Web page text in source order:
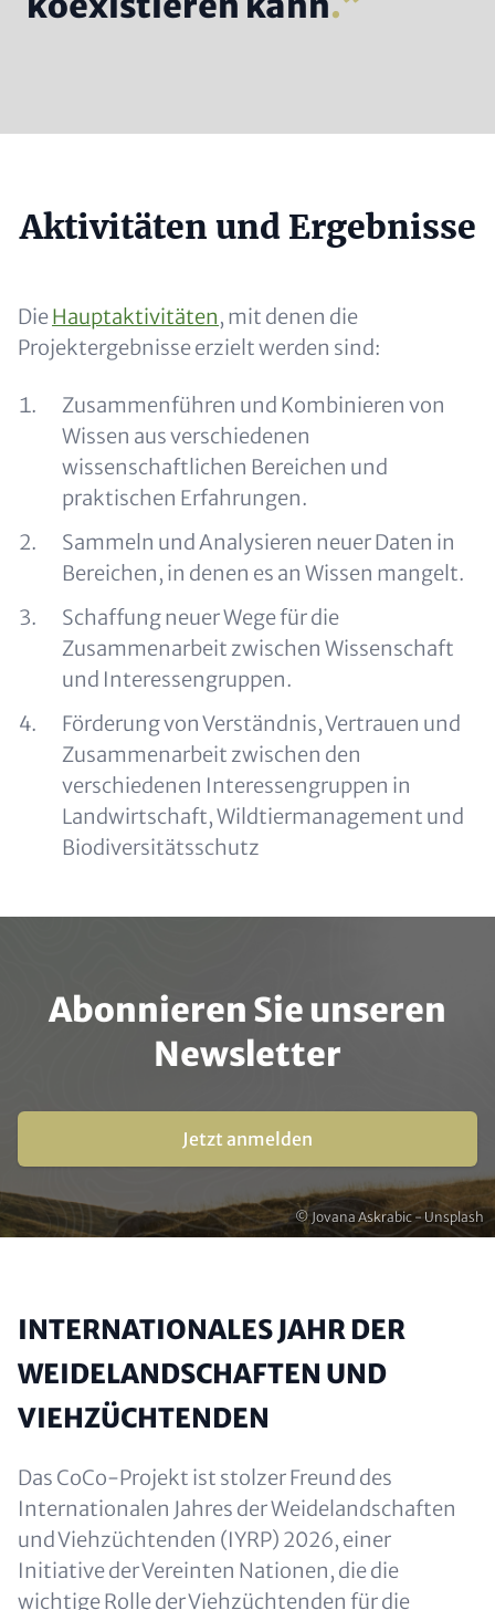
Headline
Aktivitäten und Ergebnisse
Content
DieHauptaktivitäten, mit denen die
Projektergebnisse erzielt werden sind:
Zusammenführen und Kombinieren von
Wissen aus verschiedenen
wissenschaftlichen Bereichen und
praktischen Erfahrungen.
Sammeln und Analysieren neuer Daten in
Bereichen, in denen es an Wissen mangelt.
Schaffung neuer Wege für die
Zusammenarbeit zwischen Wissenschaft
und Interessengruppen.
Förderung von Verständnis, Vertrauen und
Zusammenarbeit zwischen den
verschiedenen Interessengruppen in
Landwirtschaft, Wildtiermanagement und
Biodiversitätsschutz
Abonnieren Sie unseren
Newsletter
Jetzt anmelden
Urheberrecht
© Jovana Askrabic - Unsplash
INTERNATIONALES JAHR DER
WEIDELANDSCHAFTEN UND
VIEHZÜCHTENDEN
Das CoCo-Projekt ist stolzer Freund des
Internationalen Jahres der Weidelandschaften
und Viehzüchtenden (IYRP) 2026, einer
Initiative der Vereinten Nationen, die die
wichtige Rolle der Viehzüchtenden für die